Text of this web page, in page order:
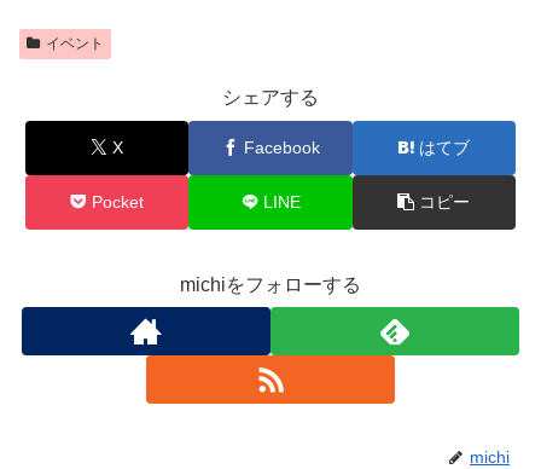
イベント
シェアする
X Facebook はてブ
Pocket LINE コピー
michiをフォローする
michi